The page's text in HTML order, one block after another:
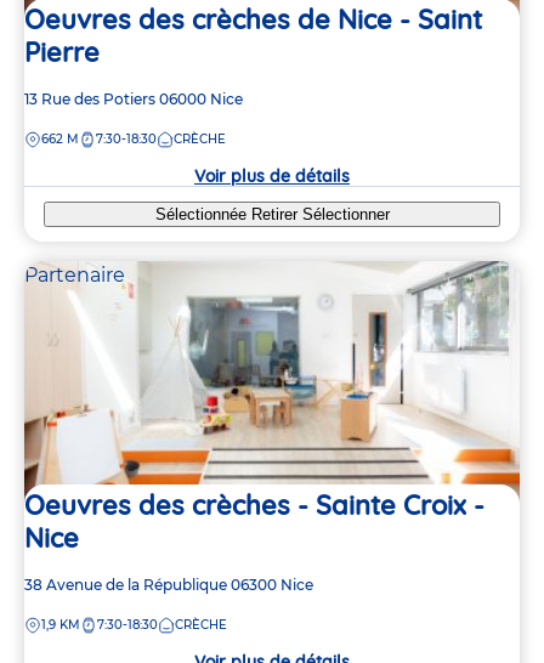
Oeuvres des crèches de Nice - Saint
Pierre
Adresse
la
13 Rue des Potiers 06000 Nice
DISTANCE
662 M 7:30-18:30 CRÈCHE
Voir plus de détails
Sélectionnée Retirer Sélectionner
Partenaire
Oeuvres des crèches - Sainte Croix -
Nice
Adresse
la
38 Avenue de la République 06300 Nice
DISTANCE
1,9 KM 7:30-18:30 CRÈCHE